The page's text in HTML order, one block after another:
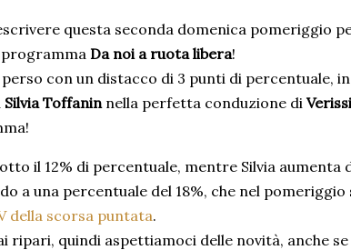
questa seconda domenica pomeriggio
Da noi a ruota libera!
con un distacco di 3 punti di percentuale,
Silvia Toffaninnella perfetta conduzione di
il 12% di percentuale, mentre Silvia aumenta
a una percentuale del 18%, che nel pomeriggio
della scorsa puntata.
ripari, quindi aspettiamoci delle novità, anche